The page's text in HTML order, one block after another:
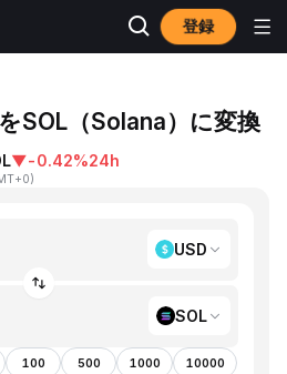
登録
SOL（Solana）に変換
▼-0.42%24h
)
USD
SOL
100 500 1000 10000